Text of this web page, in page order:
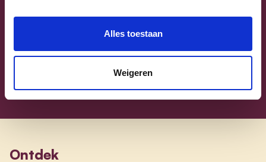
Alles toestaan
Weigeren
Ontdek